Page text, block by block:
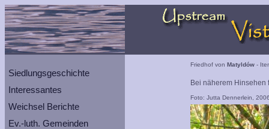
Siedlungsgeschichte
Interessantes
Weichsel Berichte
Ev.-luth. Gemeinden
Friedhof von Matyldów -
Bei näherem
Foto: Jutta Dennerlein,